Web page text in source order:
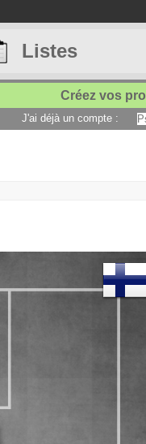
Listes
Créez vos
J'ai déjà un compte :